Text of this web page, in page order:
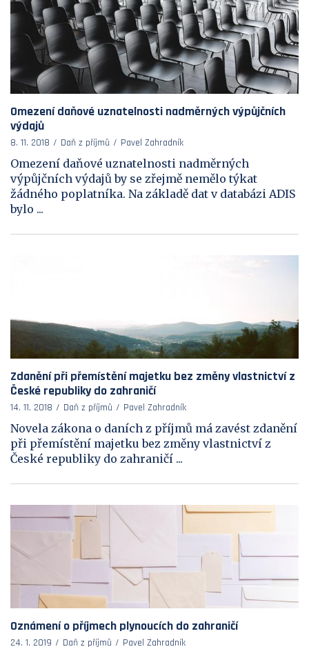
Omezení daňové uznatelnosti nadměrných výpůjčních
výdajů
8. 11. 2018 Daň z příjmů Pavel Zahradník
Omezení daňové uznatelnosti nadměrných
výpůjčních výdajů by se zřejmě nemělo týkat
žádného poplatníka. Na základě dat v databázi ADIS
bylo ...
Zdanění při přemístění majetku bez změny vlastnictví z
České republiky do zahraničí
14. 11. 2018 Daň z příjmů Pavel Zahradník
Novela zákona o daních z příjmů má zavést zdanění
při přemístění majetku bez změny vlastnictví z
České republiky do zahraničí ...
Oznámení o příjmech plynoucích do zahraničí
24. 1. 2019 Daň z příjmů Pavel Zahradník